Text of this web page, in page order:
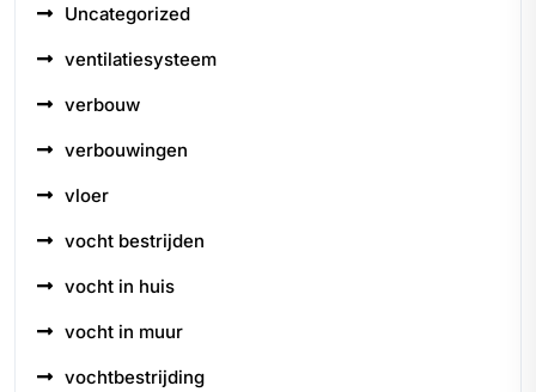
Uncategorized
ventilatiesysteem
verbouw
verbouwingen
vloer
vocht bestrijden
vocht in huis
vocht in muur
vochtbestrijding